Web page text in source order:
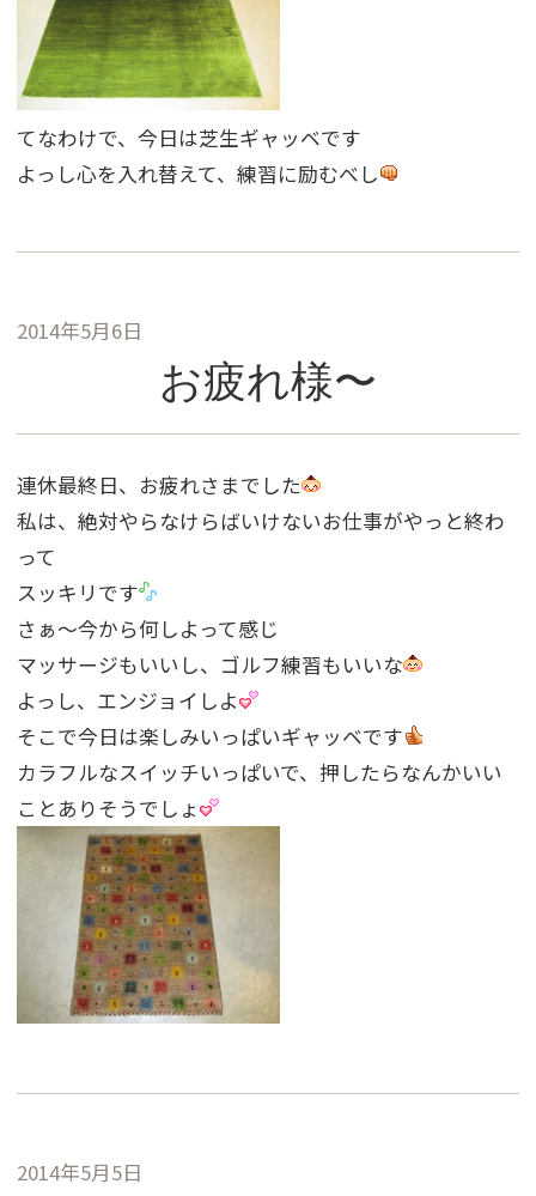
てなわけで、今日は芝生ギャッベです
よっし心を入れ替えて、練習に励むべし
2014年5月6日
お疲れ様〜
連休最終日、お疲れさまでした
私は、絶対やらなけらばいけないお仕事がやっと終わ
って
スッキリです
さぁ〜今から何しよって感じ
マッサージもいいし、ゴルフ練習もいいな
よっし、エンジョイしよ
そこで今日は楽しみいっぱいギャッベです
カラフルなスイッチいっぱいで、押したらなんかいい
ことありそうでしょ
2014年5月5日